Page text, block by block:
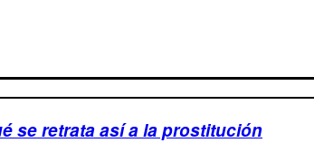
se retrata así a la prostitución